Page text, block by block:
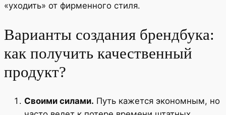
«уходить» от фирменного стиля.
Варианты создания брендбука:
как получить качественный
продукт?
Своими силами. Путь кажется экономным, но